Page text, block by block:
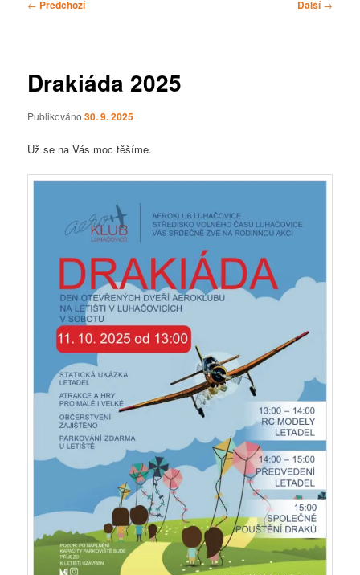
← Předchozí Další→
Drakiáda 2025
Publikováno30. 9. 2025
Už se na Vás moc těšíme.